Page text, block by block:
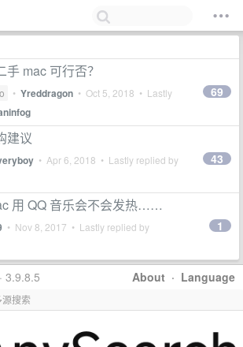
手 mac 可行否？
• Yreddragon • Oct 5, 2018 • Lastly
69
建议
• Apr 6, 2018 • Lastly replied by 43
用 QQ 音乐会不会发热……
• Nov 8, 2017 • Lastly replied by 1
About · Language
3.9.8.5
搜索